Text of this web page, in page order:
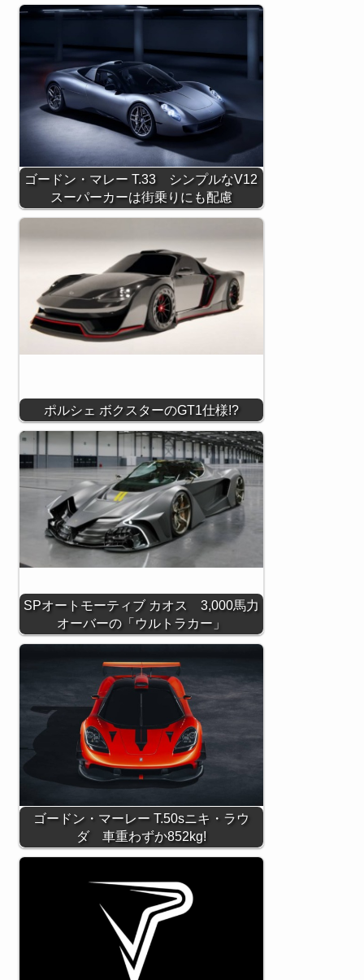
ゴードン・マレー T.33 シンプルなV12
スーパーカーは街乗りにも配慮
ポルシェ ボクスターのGT1仕様!?
SPオートモーティブ カオス 3,000馬力
オーバーの「ウルトラカー」
ゴードン・マーレー T.50sニキ・ラウ
ダ 車重わずか852kg!